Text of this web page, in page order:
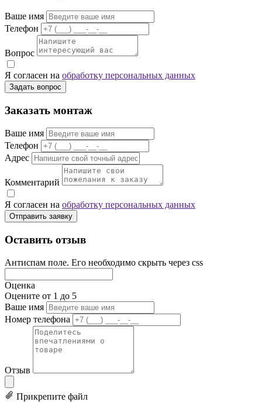
Ваше имя
Телефон
Вопрос
Я согласен на обработку персональных данных
Задать вопрос
Заказать монтаж
Ваше имя
Телефон
Адрес
Комментарий
Я согласен на обработку персональных данных
Отправить заявку
Оставить отзыв
Антиспам поле. Его необходимо скрыть через css
Оценка
Оцените от 1 до 5
Ваше имя
Номер телефона
Отзыв
Прикрепите файл